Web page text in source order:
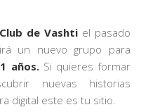
Club de Vashti el pasado
un nuevo grupo para
años. Si quieres formar
nuevas historias
digital este es tu sitio.